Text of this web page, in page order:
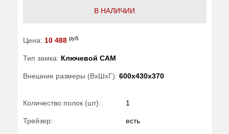
В НАЛИЧИИ
Цена: 10 488 руб
Тип замка: Ключевой САМ
Внешние размеры (ВхШхГ): 600x430x370
Количество полок (шт): 1
Трейзер: есть